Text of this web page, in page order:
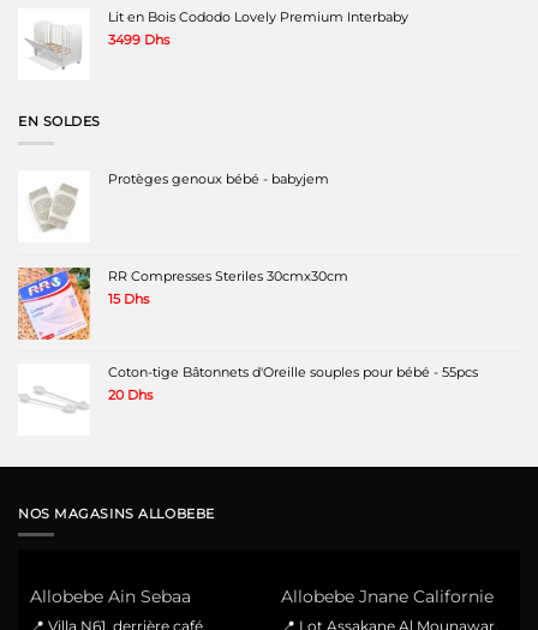
était :
120 Dhs.
est :
70 Dhs.
Lit en Bois Cododo Lovely Premium Interbaby
3499 Dhs
EN SOLDES
Protèges genoux bébé - babyjem
RR Compresses Steriles 30cmx30cm
15 Dhs
Coton-tige Bâtonnets d'Oreille souples pour bébé - 55pcs
20 Dhs
NOS MAGASINS ALLOBEBE
Allobebe Ain Sebaa
📍 Villa N61, derrière café
Allobebe Jnane Californie
📍 Lot Assakane Al Mounawar,